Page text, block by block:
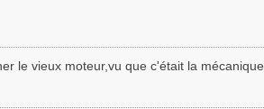
le vieux moteur,vu que c'était la mécanique